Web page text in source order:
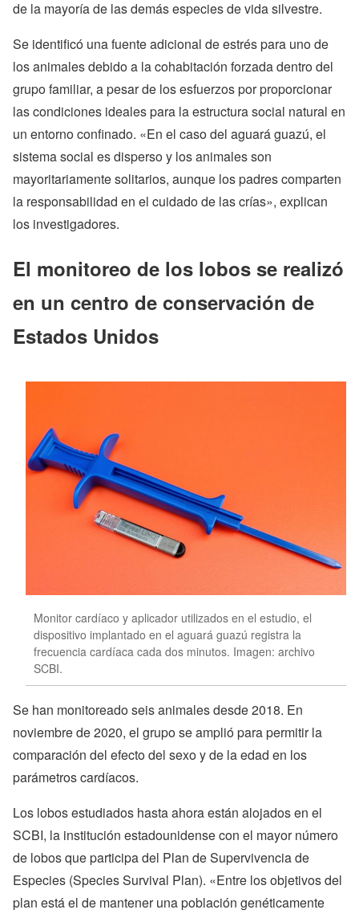
de la mayoría de las demás especies de vida silvestre.
Se identificó una fuente adicional de estrés para uno de
los animales debido a la cohabitación forzada dentro del
grupo familiar, a pesar de los esfuerzos por proporcionar
las condiciones ideales para la estructura social natural en
un entorno confinado. «En el caso del aguará guazú, el
sistema social es disperso y los animales son
mayoritariamente solitarios, aunque los padres comparten
la responsabilidad en el cuidado de las crías», explican
los investigadores.
El monitoreo de los lobos se realizó
en un centro de conservación de
Estados Unidos
Monitor cardíaco y aplicador utilizados en el estudio, el
dispositivo implantado en el aguará guazú registra la
frecuencia cardíaca cada dos minutos. Imagen: archivo
SCBI.
Se han monitoreado seis animales desde 2018. En
noviembre de 2020, el grupo se amplió para permitir la
comparación del efecto del sexo y de la edad en los
parámetros cardíacos.
Los lobos estudiados hasta ahora están alojados en el
SCBI, la institución estadounidense con el mayor número
de lobos que participa del Plan de Supervivencia de
Especies (Species Survival Plan). «Entre los objetivos del
plan está el de mantener una población genéticamente